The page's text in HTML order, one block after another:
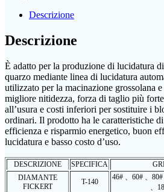
Descrizione
Descrizione
È adatto per la produzione di lucidatura
quarzo mediante linea di lucidatura
utilizzato per la macinazione grossolana
migliore nitidezza, forza di taglio più
all’usura e costi inferiori per sostituire i
ordinari. Il prodotto ha le caratteristiche
efficienza e risparmio energetico, buon
lucidatura e basso costo d’uso.
DESCRIZIONE SPECIFICA
DIAMANTE
FICKERT
T-140
46# 、60# 、
、